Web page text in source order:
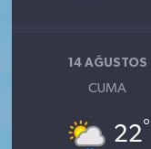
14 AĞUSTOS
CUMA
22°